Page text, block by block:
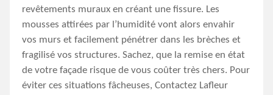
revêtements muraux en créant une fissure. Les
mousses attirées par l’humidité vont alors envahir
vos murs et facilement pénétrer dans les brèches et
fragilisé vos structures. Sachez, que la remise en état
de votre façade risque de vous coûter très chers. Pour
éviter ces situations fâcheuses, Contactez Lafleur